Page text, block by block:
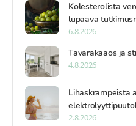
Kolesterolista
lupaava
6.8.2026
Tavarakaaos ja
4.8.2026
Lihaskrampeista
2.8.2026